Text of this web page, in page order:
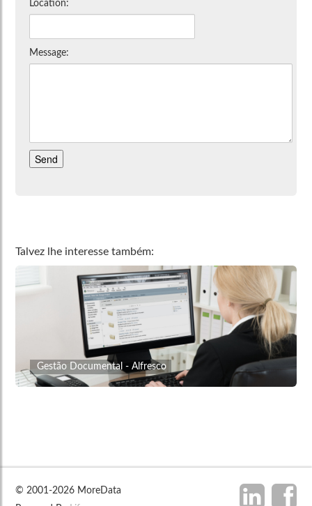
Location:
Message:
Talvez lhe interesse também:
Gestão Documental - Alfresco
© 2001-2026 MoreData